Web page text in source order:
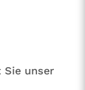
Sie unser